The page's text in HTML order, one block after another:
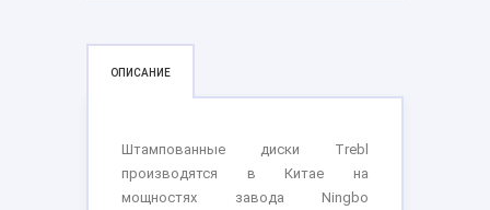
ОПИСАНИЕ
Штампованные диски Trebl
производятся в Китае на
мощностях завода Ningbo